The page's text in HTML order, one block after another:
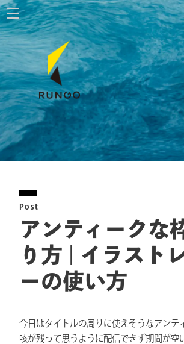
ホーム
株式会社ルンゴ
事業内容
お知らせ
お問い合わせ
Post
アンティークな
り方 | イラスト
ーの使い方
今日はタイトルの周りに使えそうなアンテ
咳が残って思うように配信できず期間が空